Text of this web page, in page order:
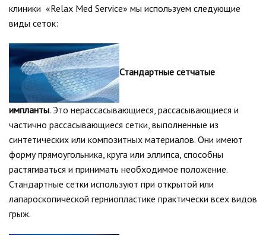
клиники «Relax Med Service» мы используем следующие
виды сеток:
Стандартные сетчатые
импланты. Это нерассасывающиеся, рассасывающиеся и
частично рассасывающиеся сетки, выполненные из
синтетических или композитных материалов. Они имеют
форму прямоугольника, круга или эллипса, способны
растягиваться и принимать необходимое положение.
Стандартные сетки используют при открытой или
лапароскопической герниопластике практически всех видов
грыж.